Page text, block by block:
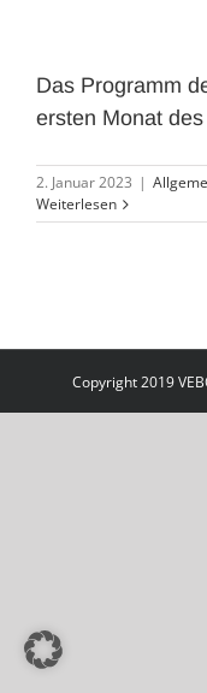
Das Programm
ersten Monat
2. Januar 2023 |
Weiterlesen
Copyright 2019